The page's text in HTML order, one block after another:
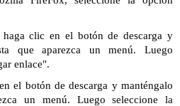
haga clic en el botón de descarga y
que aparezca un menú. Luego
enlace".
el botón de descarga y manténgalo
un menú. Luego seleccione la